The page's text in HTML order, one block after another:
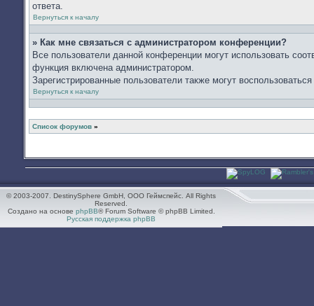
ответа.
Вернуться к началу
» Как мне связаться с администратором конференции?
Все пользователи данной конференции могут использовать
функция включена администратором.
Зарегистрированные пользователи также могут
Вернуться к началу
Список форумов »
© 2003-2007. DestinySphere GmbH, ООО Геймспейс. All Rights
Reserved.
Создано на основе phpBB® Forum Software © phpBB Limited.
Русская поддержка phpBB